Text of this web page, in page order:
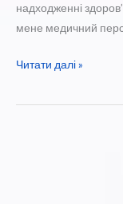
надходженні
мене медичний
З
до
Читати далі »